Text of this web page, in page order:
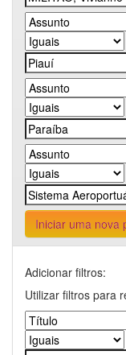
Iniciar uma nova
Adicionar filtros:
Utilizar filtros para